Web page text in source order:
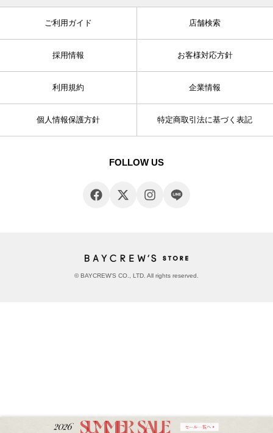
ご利用ガイド 店舗検索
採用情報 お客様対応方針
利用規約 企業情報
個人情報保護方針 特定商取引法に基づく表記
FOLLOW US
© BAYCREW’S CO., LTD. All rights reserved.